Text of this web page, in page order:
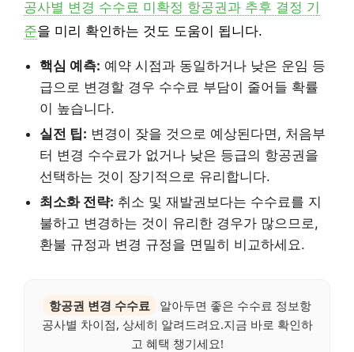
공사별 변경 수수료 미확정 항공권과 추후 결정 기
준을 미리 확인하는 것도 도움이 됩니다.
핵심 예측: 예약 시점과 동일하거나 낮은 운임 등
급으로 변경할 경우 수수료 부담이 줄어들 확률
이 높습니다.
실전 팁: 변경이 잦을 것으로 예상된다면, 처음부
터 변경 수수료가 없거나 낮은 등급의 항공권을
선택하는 것이 장기적으로 유리합니다.
최소화 전략: 취소 및 재발권보다는 수수료를 지
불하고 변경하는 것이 유리한 경우가 많으므로,
환불 규정과 변경 규정을 면밀히 비교하세요.
항공권 변경 수수료
알아두면 좋은 수수료 정보항
공사별 차이점, 상세히 알려드려요.지금 바로 확인하
고 혜택 챙기세요!